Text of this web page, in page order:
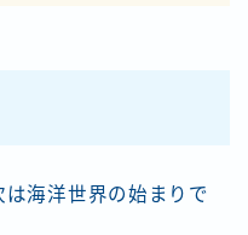
海洋世界の始まりで